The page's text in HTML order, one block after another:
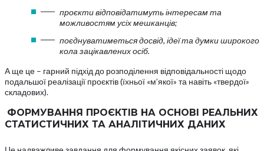
проєкти відповідатимуть інтересам та
можливостям усіх мешканців;
поєднуватиметься досвід, ідеї та думки широкого
кола зацікавлених осіб.
А ще це – гарний підхід до розподілення відповідальності щодо
подальшої реалізації проєктів (їхньої «м’якої» та навіть «твердої»
складових).
ФОРМУВАННЯ ПРОЄКТІВ НА ОСНОВІ РЕАЛЬНИХ
СТАТИСТИЧНИХ ТА АНАЛІТИЧНИХ ДАНИХ